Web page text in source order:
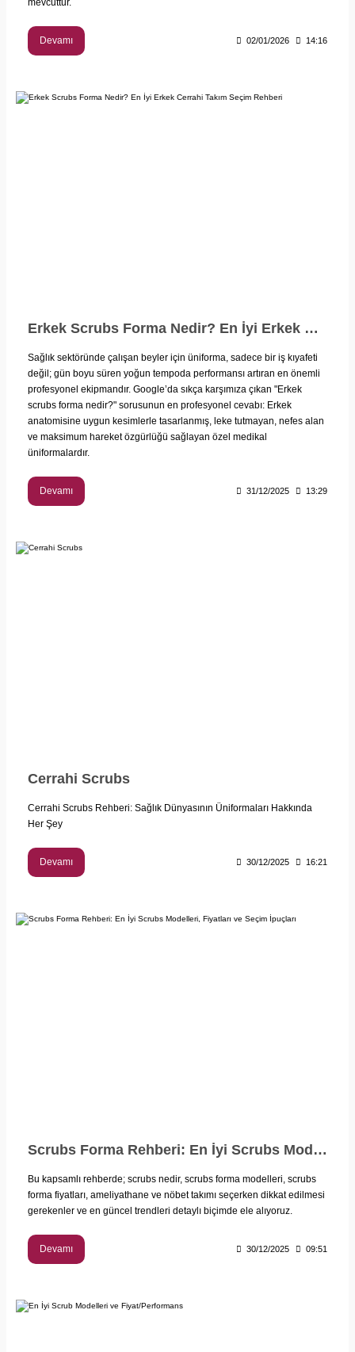
mevcuttur.
Devamı 02/01/2026 14:16
Erkek Scrubs Forma Nedir? En İyi Erkek Cerrahi Takım Seçim Rehberi
Sağlık sektöründe çalışan beyler için üniforma, sadece bir iş kıyafeti
değil; gün boyu süren yoğun tempoda performansı artıran en önemli
profesyonel ekipmandır. Google’da sıkça karşımıza çıkan "Erkek
scrubs forma nedir?" sorusunun en profesyonel cevabı: Erkek
anatomisine uygun kesimlerle tasarlanmış, leke tutmayan, nefes alan
ve maksimum hareket özgürlüğü sağlayan özel medikal
üniformalardır.
Devamı 31/12/2025 13:29
Cerrahi Scrubs
Cerrahi Scrubs Rehberi: Sağlık Dünyasının Üniformaları Hakkında
Her Şey
Devamı 30/12/2025 16:21
Scrubs Forma Rehberi: En İyi Scrubs Modelleri, Fiyatları ve Seçim İpuçları
Bu kapsamlı rehberde; scrubs nedir, scrubs forma modelleri, scrubs
forma fiyatları, ameliyathane ve nöbet takımı seçerken dikkat edilmesi
gerekenler ve en güncel trendleri detaylı biçimde ele alıyoruz.
Devamı 30/12/2025 09:51